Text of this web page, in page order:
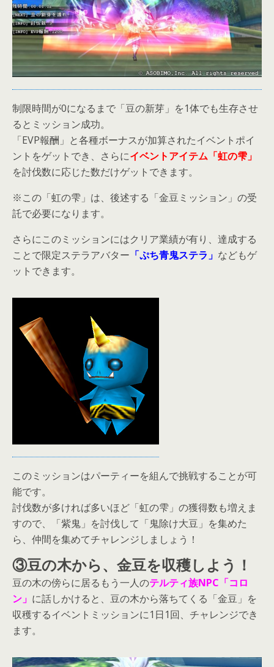
制限時間が0になるまで「豆の新芽」を1体でも生存させ
るとミッション成功。
「EVP報酬」と各種ボーナスが加算されたイベントポイ
ントをゲットでき、さらにイベントアイテム「虹の雫」
を討伐数に応じた数だけゲットできます。
※この「虹の雫」は、後述する「金豆ミッション」の受
託で必要になります。
さらにこのミッションにはクリア業績が有り、達成する
ことで限定ステラアバター 「ぷち青鬼ステラ」 などもゲ
ットできます。
このミッションはパーティーを組んで挑戦することが可
能です。
討伐数が多ければ多いほど「虹の雫」の獲得数も増えま
すので、「紫鬼」を討伐して「鬼除け大豆」を集めた
ら、仲間を集めてチャレンジしましょう！
③豆の木から、金豆を収穫しよう！
豆の木の傍らに居るもう一人のテルティ族NPC「コロ
ン」 に話しかけると、豆の木から落ちてくる「金豆」を
収穫するイベントミッションに1日1回、チャレンジでき
ます。